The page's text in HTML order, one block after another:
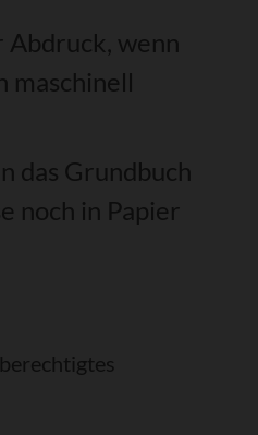
Abdruck, wenn
maschinell
das Grundbuch
noch in Papier